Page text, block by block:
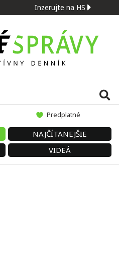
Inzerujte na HS
Predplatné
NAJČÍTANEJŠIE
VIDEÁ